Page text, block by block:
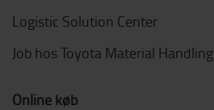
Logistic Solution Center
Job hos Toyota Material Handling
Online køb